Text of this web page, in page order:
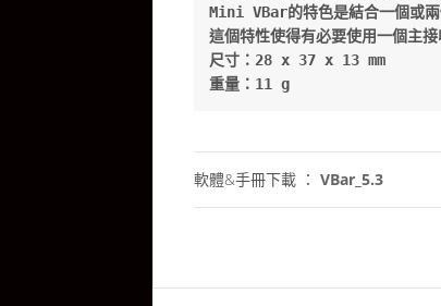
Mini VBar的特色是結合一個或兩
這個特性使得有必要使用一個主接
尺寸：28 x 37 x 13 mm
重量：11 g
軟體&手冊下載 ： VBar_5.3